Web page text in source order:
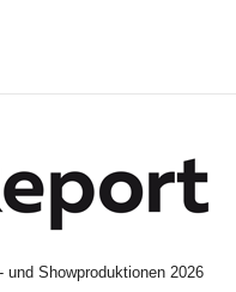
und Showproduktionen 2026